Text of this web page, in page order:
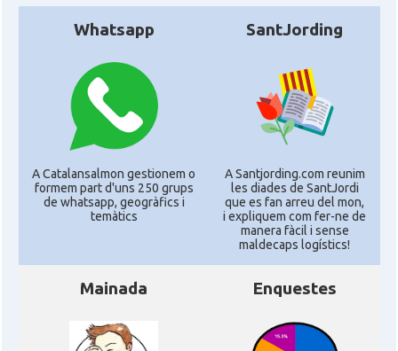
Whatsapp
A Catalansalmon gestionem o
formem part d'uns 250 grups
de whatsapp, geogràfics i
temàtics
SantJording
A Santjording.com reunim
les diades de SantJordi
que es fan arreu del mon,
i expliquem com fer-ne de
manera fàcil i sense
maldecaps logí­stics!
Mainada Enquestes